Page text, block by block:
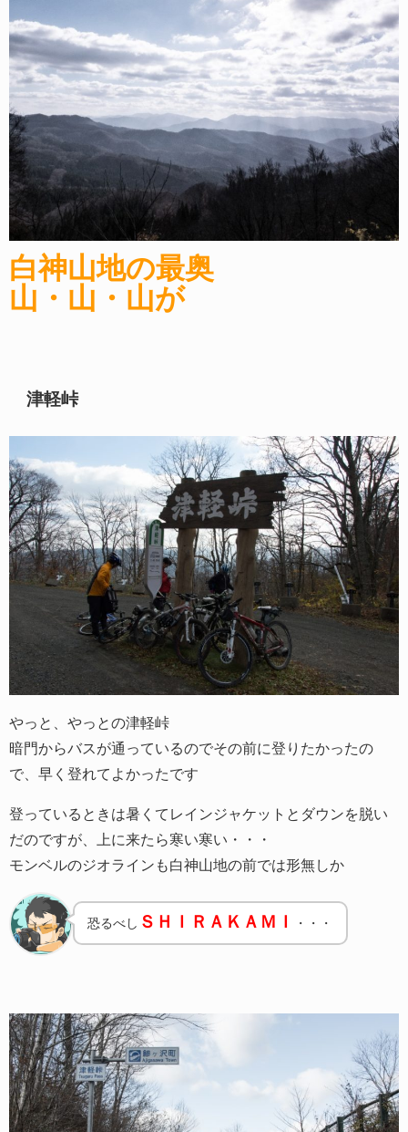
白神山地の最奥
山・山・山が
津軽峠
やっと、やっとの津軽峠
暗門からバスが通っているのでその前に登りたかったの
で、早く登れてよかったです
登っているときは暑くてレインジャケットとダウンを脱い
だのですが、上に来たら寒い寒い・・・
モンベルのジオラインも白神山地の前では形無しか
恐るべし ＳＨＩＲＡＫＡＭＩ ・・・